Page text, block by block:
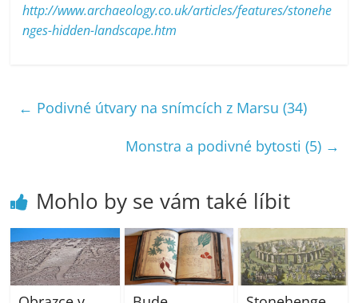
http://www.archaeology.co.uk/articles/features/stonehe
nges-hidden-landscape.htm
← Podivné útvary na snímcích z Marsu (34)
Monstra a podivné bytosti (5) →
Mohlo by se vám také líbit